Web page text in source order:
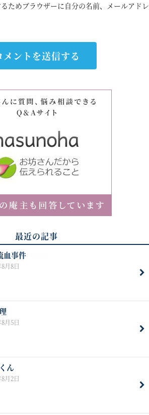
ためブラウザーに自分の名前、メールアドレ
最近の記事
事件
月8日
月5日
ん
月2日